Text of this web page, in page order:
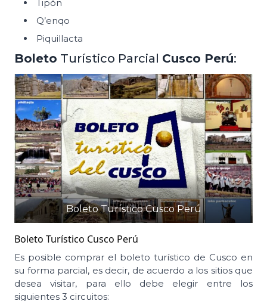
Tipón
Q’enqo
Piquillacta
Boleto Turístico Parcial Cusco Perú:
Boleto Turístico Cusco Perú
Boleto Turístico Cusco Perú
Es posible comprar el boleto turístico de Cusco en
su forma parcial, es decir, de acuerdo a los sitios que
desea visitar, para ello debe elegir entre los
siguientes 3 circuitos: